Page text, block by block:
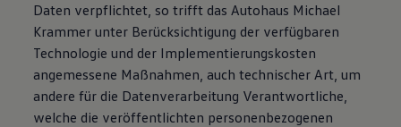
Daten verpflichtet, so trifft das Autohaus Michael
Krammer unter Berücksichtigung der verfügbaren
Technologie und der Implementierungskosten
angemessene Maßnahmen, auch technischer Art, um
andere für die Datenverarbeitung Verantwortliche,
welche die veröffentlichten personenbezogenen